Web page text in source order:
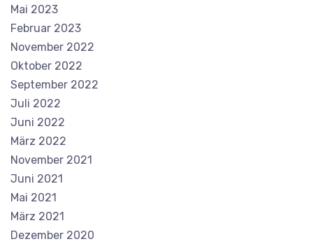
Mai 2023
Februar 2023
November 2022
Oktober 2022
September 2022
Juli 2022
Juni 2022
März 2022
November 2021
Juni 2021
Mai 2021
März 2021
Dezember 2020